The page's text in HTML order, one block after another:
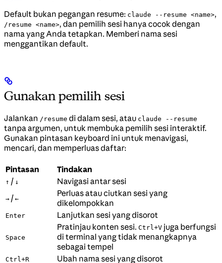
Default bukan pegangan resume: claude --resume <name>,
/resume <name>, dan pemilih sesi hanya cocok dengan
nama yang Anda tetapkan. Memberi nama sesi
menggantikan default.
Gunakan pemilih sesi
Jalankan /resume di dalam sesi, atau claude --resume
tanpa argumen, untuk membuka pemilih sesi interaktif.
Gunakan pintasan keyboard ini untuk menavigasi,
mencari, dan memperluas daftar:
Pintasan Tindakan
↑ / ↓ Navigasi antar sesi
→ / ←
Perluas atau ciutkan sesi yang
dikelompokkan
Enter Lanjutkan sesi yang disorot
Space
Pratinjau konten sesi. Ctrl+V juga berfungsi
di terminal yang tidak menangkapnya
sebagai tempel
Ctrl+R Ubah nama sesi yang disorot